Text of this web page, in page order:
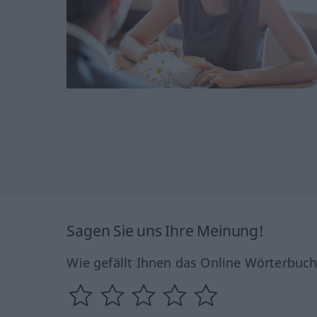
Sagen Sie uns Ihre Meinung!
Wie gefällt Ihnen das Online